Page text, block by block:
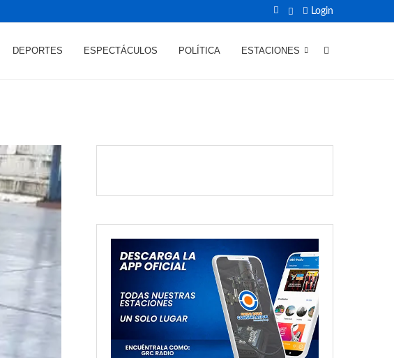
Login
DEPORTES ESPECTÁCULOS POLÍTICA ESTACIONES